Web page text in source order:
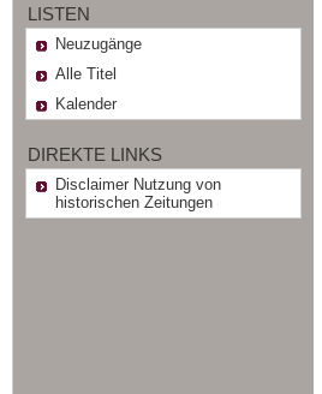
LISTEN
Neuzugänge
Alle Titel
Kalender
DIREKTE LINKS
Disclaimer Nutzung von
historischen Zeitungen